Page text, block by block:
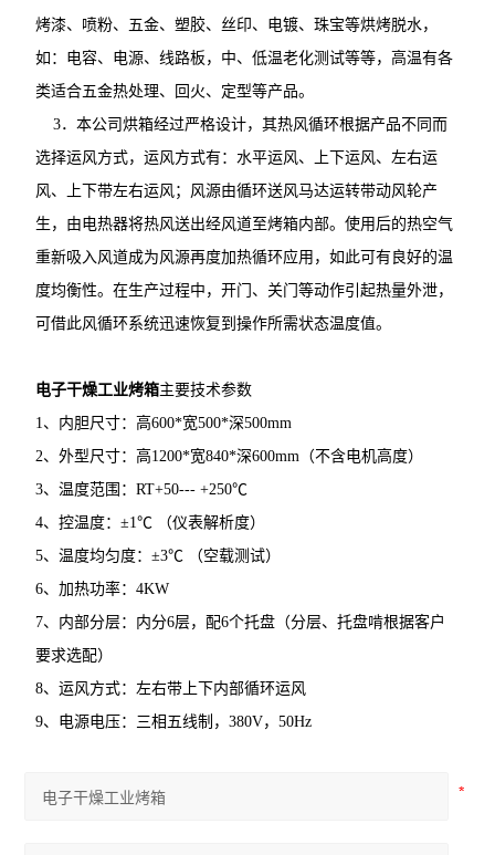
烤漆、喷粉、五金、塑胶、丝印、电镀、珠宝等烘烤脱水，
如：电容、电源、线路板，中、低温老化测试等等，高温有各
类适合五金热处理、回火、定型等产品。
3．本公司烘箱经过严格设计，其热风循环根据产品不同而
选择运风方式，运风方式有：水平运风、上下运风、左右运
风、上下带左右运风；风源由循环送风马达运转带动风轮产
生，由电热器将热风送出经风道至烤箱内部。使用后的热空气
重新吸入风道成为风源再度加热循环应用，如此可有良好的温
度均衡性。在生产过程中，开门、关门等动作引起热量外泄，
可借此风循环系统迅速恢复到操作所需状态温度值。
电子干燥工业烤箱主要技术参数
1、内胆尺寸：高600*宽500*深500mm
2、外型尺寸：高1200*宽840*深600mm（不含电机高度）
3、温度范围：RT+50--- +250℃
4、控温度：±1℃ （仪表解析度）
5、温度均匀度：±3℃ （空载测试）
6、加热功率：4KW
7、内部分层：内分6层，配6个托盘（分层、托盘啃根据客户
要求选配）
8、运风方式：左右带上下内部循环运风
9、电源电压：三相五线制，380V，50Hz